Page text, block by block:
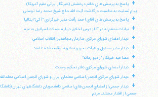
+
پاسخ به پرسش هاي خانم درخشش (خبرنگار ايراني مقيم آمريكا)
پيام تسليت به مناسبت درگذشت آيت الله حاج شيخ محمد رضا توسلي
+ پاسخ به پرسش هاي آقاي احمد رأفت مدير خبرگزاري "آكي" ايتاليا
+ بيانات معظم له در آغاز درس اخلاق درباره حملات اسرائيل به غزه
+ ديدار اعضاي شوراي مركزي سازمان مجاهدين انقلاب اسلامي
+ ديدار مدير مسئول و هيأت تحريريه نشريه توقيف شده "نامه"
+ مصاحبه خبرنگار "راديو زمانه"
+ ديدار اعضاي شوراي مركزي دفتر تحكيم وحدت
+ ديدار شوراي مركزي انجمن اسلامي معلمان ايران و شوراي انجمن اسلامي معلمانقم
+
ديدار جمعي از اعضاي انجمن هاي اسلامي دانشجويان دانشگاههاي تهران
جمعي از اقشار مختلف مردم